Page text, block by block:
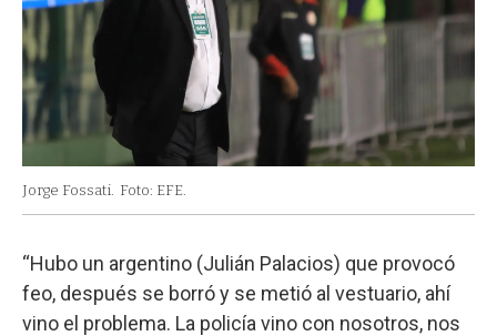
Jorge Fossati. Foto: EFE.
“Hubo un argentino (Julián Palacios) que provocó
feo, después se borró y se metió al vestuario, ahí
vino el problema. La policía vino con nosotros, nos